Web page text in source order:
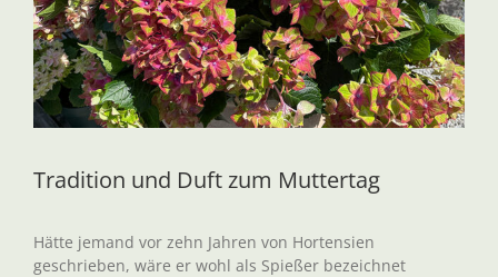
Tradition und Duft zum Muttertag
Hätte jemand vor zehn Jahren von Hortensien
geschrieben, wäre er wohl als Spießer bezeichnet